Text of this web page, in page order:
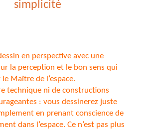
simplicité
en perspective avec une
la perception et le bon sens qui
Maître de l’espace.
technique ni de constructions
: vous dessinerez juste
en prenant conscience de
dans l’espace. Ce n’est pas plus